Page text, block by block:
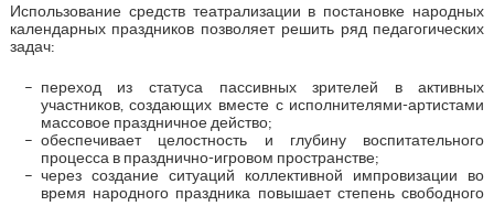
Использование средств театрализации в постановке народных
календарных праздников позволяет решить ряд педагогических
задач:
переход из статуса пассивных зрителей в активных
участников, создающих вместе с исполнителями-артистами
массовое праздничное действо;
обеспечивает целостность и глубину воспитательного
процесса в празднично-игровом пространстве;
через создание ситуаций коллективной импровизации во
время народного праздника повышает степень свободного